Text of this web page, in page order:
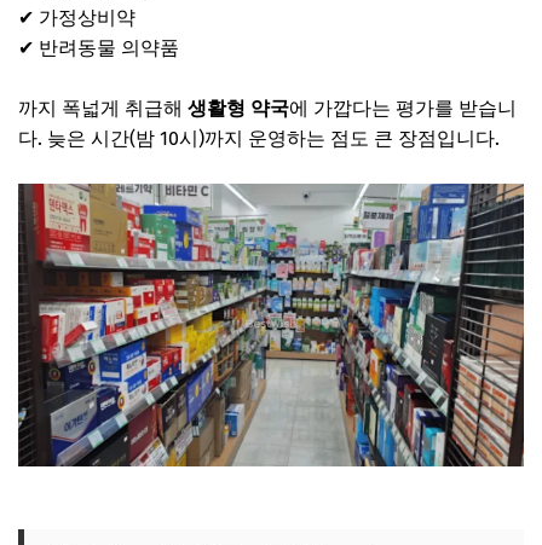
✔ 가정상비약
✔ 반려동물 의약품
까지 폭넓게 취급해 생활형 약국에 가깝다는 평가를 받습니
다. 늦은 시간(밤 10시)까지 운영하는 점도 큰 장점입니다.